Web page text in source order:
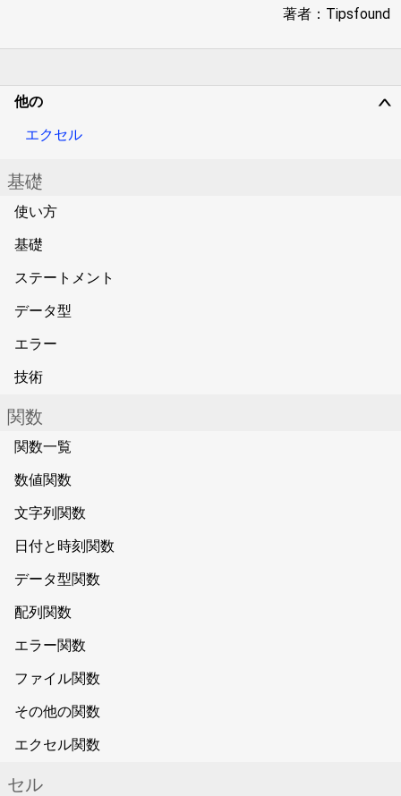
著者：Tipsfound
∨
他の
エクセル
基礎
使い方
基礎
ステートメント
データ型
エラー
技術
関数
関数一覧
数値関数
文字列関数
日付と時刻関数
データ型関数
配列関数
エラー関数
ファイル関数
その他の関数
エクセル関数
セル